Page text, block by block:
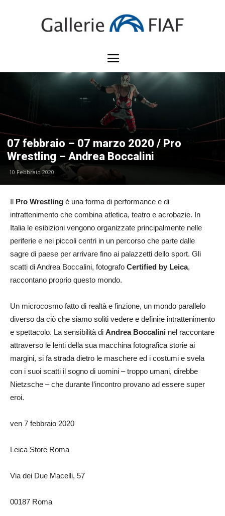
Gallerie
FIAF
07 febbraio – 07 marzo 2020 / Pro
Wrestling – Andrea Boccalini
10 Febbraio 2020
Il Pro Wrestling è una forma di performance e di
intrattenimento che combina atletica, teatro e acrobazie. In
Italia le esibizioni vengono organizzate principalmente nelle
periferie e nei piccoli centri in un percorso che parte dalle
sagre di paese per arrivare fino ai palazzetti dello sport. Gli
scatti di Andrea Boccalini, fotografo Certified by Leica,
raccontano proprio questo mondo.
Un microcosmo fatto di realtà e finzione, un mondo parallelo
diverso da ciò che siamo soliti vedere e definire intrattenimento
e spettacolo. La sensibilità di Andrea Boccalini nel raccontare
attraverso le lenti della sua macchina fotografica storie ai
margini, si fa strada dietro le maschere ed i costumi e svela
con i suoi scatti il sogno di uomini – troppo umani, direbbe
Nietzsche – che durante l’incontro provano ad essere super
eroi.
ven 7 febbraio 2020
Leica Store Roma
Via dei Due Macelli, 57
00187 Roma